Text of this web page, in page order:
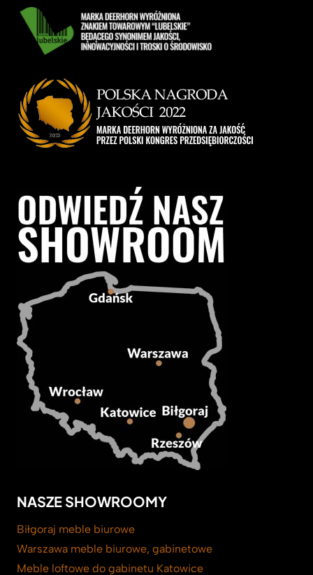
NASZE SHOWROOMY
Biłgoraj meble biurowe
Warszawa meble biurowe, gabinetowe
Meble loftowe do gabinetu Katowice